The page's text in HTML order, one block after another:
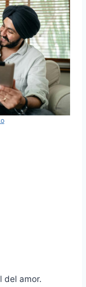
del amor.